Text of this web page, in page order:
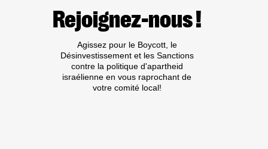
L’INSTITUTION
CULTURELLE
COMPLICE
« BATSHEVA
DANCE
COMPANY »
Rejoignez-nous !
Agissez pour le Boycott, le
Désinvestissement et les Sanctions
contre la politique d'apartheid
israélienne en vous raprochant de
votre comité local!